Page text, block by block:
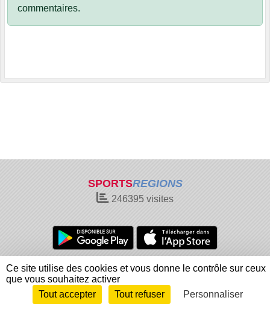
commentaires.
SPORTSREGIONS
246395 visites
Charte cookies
Gestion des cookies
Informations légales
Signaler un contenu inapproprié
Envie de participer ?
Connexion
Ce site utilise des cookies et vous donne le contrôle sur ceux
que vous souhaitez activer
Tout accepter
Tout refuser Personnaliser